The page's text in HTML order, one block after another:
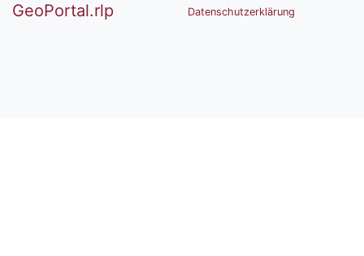
GeoPortal.rlp
Datenschutzerklärung